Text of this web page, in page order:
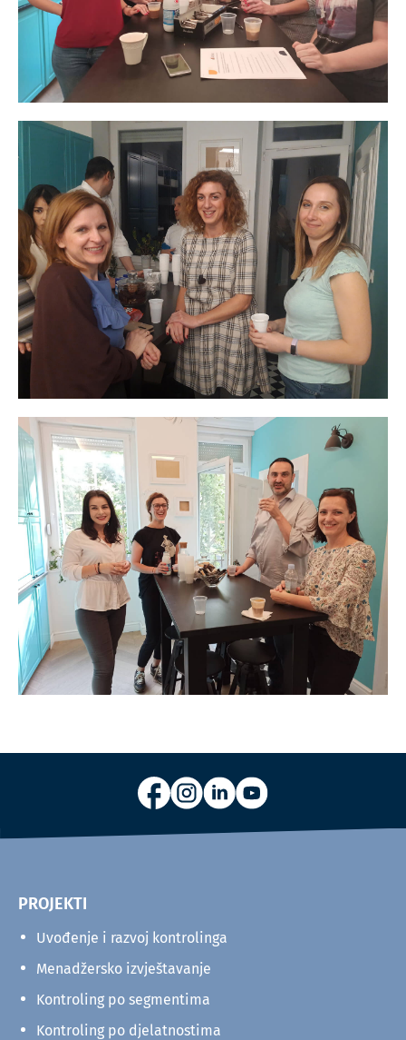
PROJEKTI
Uvođenje i razvoj kontrolinga
Menadžersko izvještavanje
Kontroling po segmentima
Kontroling po djelatnostima